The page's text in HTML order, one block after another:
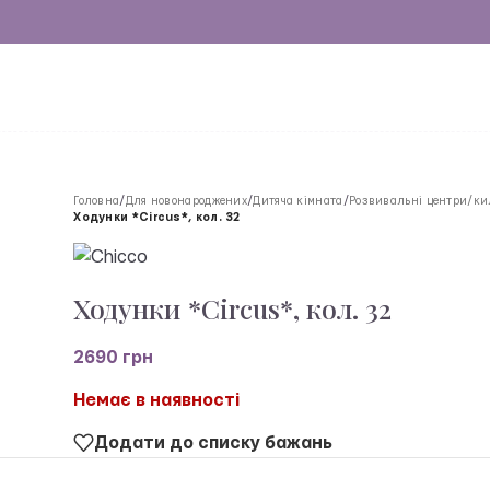
Головна / Для новонароджених/Дитяча кімната / Розвивальні центри/
Ходунки *Circus*, кол. 32
Ходунки *Circus*, кол. 32
2690 грн
Немає в наявності
Додати до списку бажань